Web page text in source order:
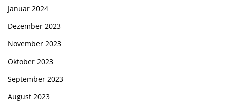
Januar 2024
Dezember 2023
November 2023
Oktober 2023
September 2023
August 2023